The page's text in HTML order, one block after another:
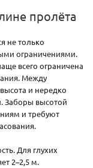
пролёта
не только
ограничениями.
всего ограничена
Между
и нередко
Заборы высотой
и требуют
Для глухих
2–2,5 м.